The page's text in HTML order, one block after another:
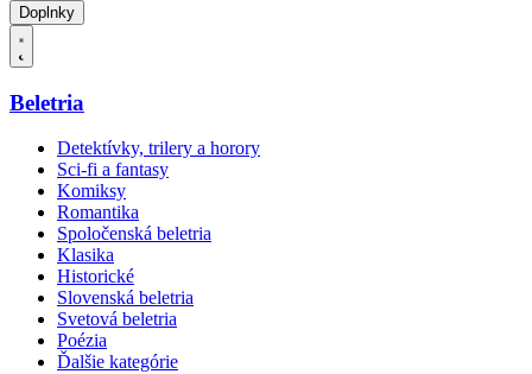
Doplnky
Beletria
Detektívky, trilery a horory
Sci-fi a fantasy
Komiksy
Romantika
Spoločenská beletria
Klasika
Historické
Slovenská beletria
Svetová beletria
Poézia
Ďalšie kategórie